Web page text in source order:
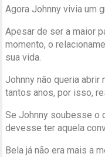
Agora Johnny vivia um
Apesar de ser a maior
momento, o
sua vida.
Johnny não queria abrir
tantos anos, por isso,
Se Johnny soubesse o
devesse ter aquela
Bela já não era mais a